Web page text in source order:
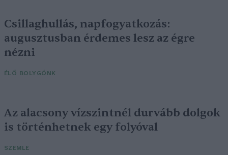
Csillaghullás, napfogyatkozás:
augusztusban érdemes lesz az égre
nézni
ÉLŐ BOLYGÓNK
Az alacsony vízszintnél durvább dolgok
is történhetnek egy folyóval
SZEMLE